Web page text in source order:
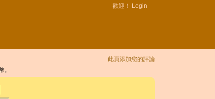
歡迎！ Login
此頁添加您的評論
。